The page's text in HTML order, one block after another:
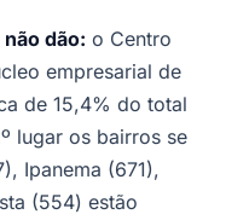
dão: o Centro
empresarial de
de 15,4% do total
lugar os bairros se
Ipanema (671),
(554) estão